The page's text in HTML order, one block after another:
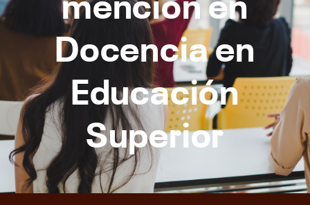
Docencia en
Educación
Superior